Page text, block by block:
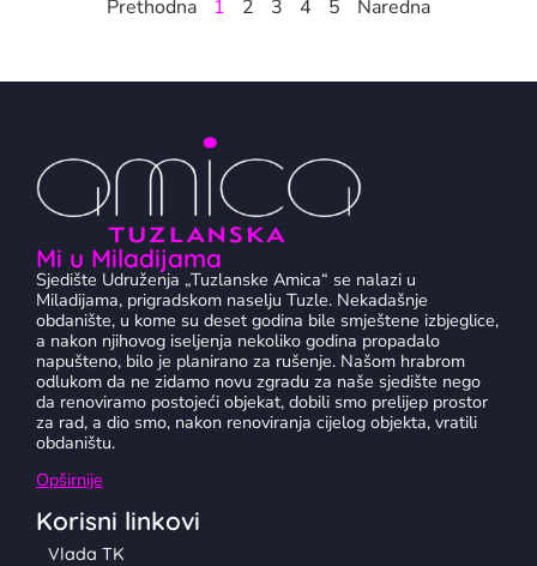
Prethodna 1 2 3 4 5 Naredna
Mi u Miladijama
Sjedište Udruženja „Tuzlanske Amica“ se nalazi u
Miladijama, prigradskom naselju Tuzle. Nekadašnje
obdanište, u kome su deset godina bile smještene izbjeglice,
a nakon njihovog iseljenja nekoliko godina propadalo
napušteno, bilo je planirano za rušenje. Našom hrabrom
odlukom da ne zidamo novu zgradu za naše sjedište nego
da renoviramo postojeći objekat, dobili smo prelijep prostor
za rad, a dio smo, nakon renoviranja cijelog objekta, vratili
obdaništu.
Opširnije
Korisni linkovi
Vlada TK